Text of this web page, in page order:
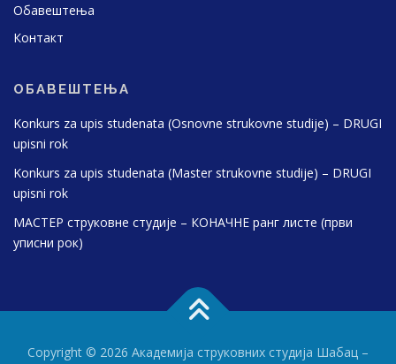
Обавештења
Контакт
ОБАВЕШТЕЊА
Konkurs za upis studenata (Osnovne strukovne studije) – DRUGI
upisni rok
Konkurs za upis studenata (Master strukovne studije) – DRUGI
upisni rok
МАСТЕР струковне студије – КОНАЧНЕ ранг листе (први
уписни рок)
Copyright © 2026 Академија струковних студија Шабац –